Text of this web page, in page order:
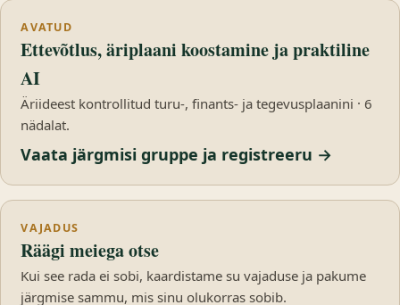
AVATUD
Ettevõtlus, äriplaani koostamine ja praktiline
AI
Äriideest kontrollitud turu-, finants- ja tegevusplaanini · 6
nädalat.
Vaata järgmisi gruppe ja registreeru →
VAJADUS
Räägi meiega otse
Kui see rada ei sobi, kaardistame su vajaduse ja pakume
järgmise sammu, mis sinu olukorras sobib.